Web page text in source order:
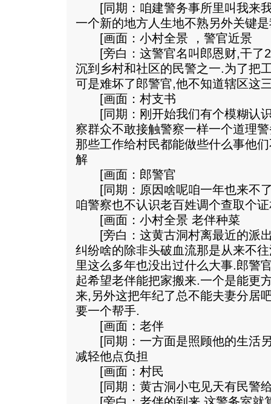
[同期：咱建警务事所里叫我来我
一个新的地方人生地不熟另外关键
[画面：小村全景 ，警官近景
[旁白：这警官名叫郎恩财,干了
沉到乡村和社区的民警之一.为了把
可是难坏了郎警官,他不知道辖区这
[画面：村支书
[同期：刚开始我们有个模糊认识
察群众不敢接触警察一样一个道理
那些工作给村民都能做些什么事他
解
[画面：郎警官
[同期：原因啥呢咱一年也来不了
咱警察也不认识老百姓调个查取个
[画面：小村全景 老伴种菜
[旁白：这黄古洞村离最近的派出
纠纷啥的除非头破血流那是从来不
里这么多年也没出过什么大事.郎警
起希望老伴能把家搬来.一个是能更
来,另外这把年纪了总不能夫妻分居
要一个帮手.
[画面：老伴
[同期：一方面是照顾他的生活另
减轻他点负担
[画面：村民
[同期：黄古洞小屯见天有民警